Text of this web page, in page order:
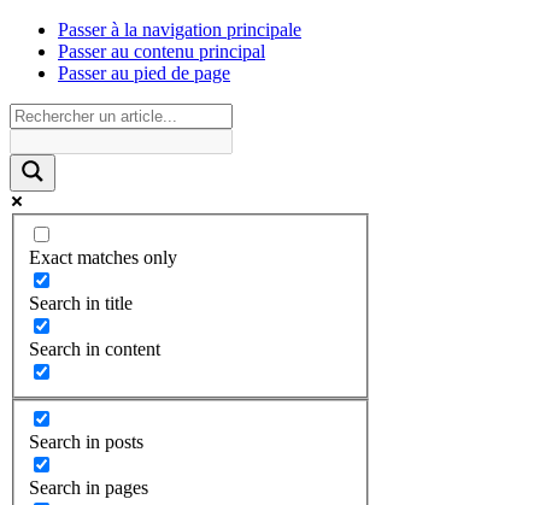
Passer à la navigation principale
Passer au contenu principal
Passer au pied de page
Exact matches only
Search in title
Search in content
Search in posts
Search in pages